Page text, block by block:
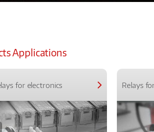
Applications
for electronics Relays